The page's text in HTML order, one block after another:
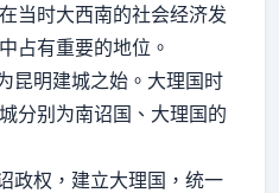
当时大西南的社会经济发
占有重要的地位。
昆明建城之始。大理国时
分别为南诏国、大理国的
政权，建立大理国，统一